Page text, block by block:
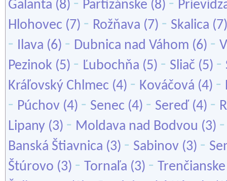
Galanta (8) - Partizánske (8) -
Hlohovec (7) - Rožňava (7) - Skalica
- Ilava (6) - Dubnica nad Váhom (6) -
Pezinok (5) - Ľubochňa (5) - Sliač (5) -
Kráľovský Chlmec (4) - Kováčová (4) -
- Púchov (4) - Senec (4) - Sereď (4) -
Lipany (3) - Moldava nad Bodvou (3)
Banská Štiavnica (3) - Sabinov (3) -
Štúrovo (3) - Tornaľa (3) -